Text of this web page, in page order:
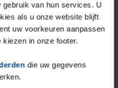
van hun services. U
als u onze website blijft
uw voorkeuren aanpassen
in onze footer.
die uw gegevens
al weg
om kans te maken. Met